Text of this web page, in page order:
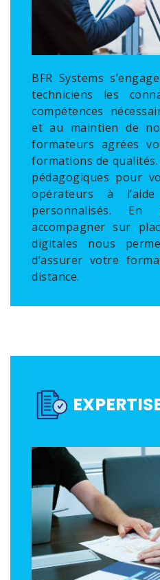
BFR Systems
techniciens les
compétences
et au maintien de
formateurs agrées
formations de
pédagogiques pour
opérateurs à
personnalisés.
accompagner sur
digitales nous
d’assurer votre
distance.